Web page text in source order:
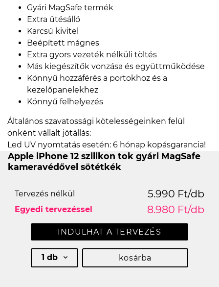
Gyári MagSafe termék
Extra ütésálló
Karcsú kivitel
Beépített mágnes
Extra gyors vezeték nélküli töltés
Más kiegészítők vonzása és együttműködése
Könnyű hozzáférés a portokhoz és a
kezelőpanelekhez
Könnyű felhelyezés
Általános szavatossági kötelességeinken felül
önként vállalt jótállás:
Led UV nyomtatás esetén: 6 hónap kopásgarancia!
Apple iPhone 12 szilikon tok gyári MagSafe
kameravédővel sötétkék
Tervezés nélkül 5.990 Ft/db
Egyedi tervezéssel 8.980 Ft/db
INDULHAT A TERVEZÉS
1 db kosárba